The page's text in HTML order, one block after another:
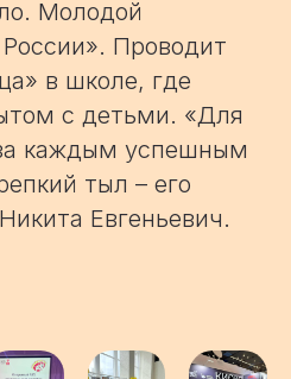
Молодой
Проводит
в школе, где
с детьми. «Для
каждым успешным
тыл – его
Евгеньевич.